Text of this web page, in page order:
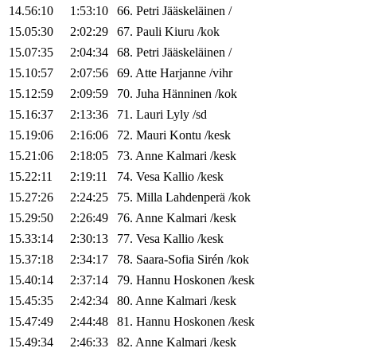
14.56:10
1:53:10 66. Petri Jääskeläinen /
15.05:30
2:02:29 67. Pauli Kiuru /kok
15.07:35
2:04:34 68. Petri Jääskeläinen /
15.10:57
2:07:56 69. Atte Harjanne /vihr
15.12:59
2:09:59 70. Juha Hänninen /kok
15.16:37
2:13:36 71. Lauri Lyly /sd
15.19:06
2:16:06 72. Mauri Kontu /kesk
15.21:06
2:18:05 73. Anne Kalmari /kesk
15.22:11
2:19:11 74. Vesa Kallio /kesk
15.27:26
2:24:25 75. Milla Lahdenperä /kok
15.29:50
2:26:49 76. Anne Kalmari /kesk
15.33:14
2:30:13 77. Vesa Kallio /kesk
15.37:18
2:34:17 78. Saara-Sofia Sirén /kok
15.40:14
2:37:14 79. Hannu Hoskonen /kesk
15.45:35
2:42:34 80. Anne Kalmari /kesk
15.47:49
2:44:48 81. Hannu Hoskonen /kesk
15.49:34
2:46:33 82. Anne Kalmari /kesk